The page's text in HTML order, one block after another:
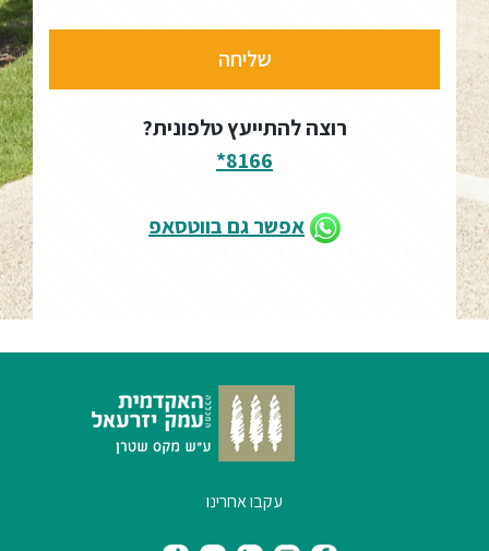
רוצה להתייעץ טלפונית?
8166*
אפשר גם בווטסאפ
עקבו אחרינו